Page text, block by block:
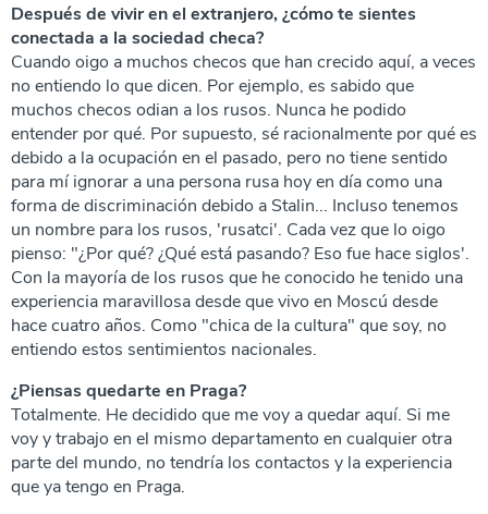
Después de vivir en el extranjero, ¿cómo te sientes
conectada a la sociedad checa?
Cuando oigo a muchos checos que han crecido aquí, a veces
no entiendo lo que dicen. Por ejemplo, es sabido que
muchos checos odian a los rusos. Nunca he podido
entender por qué. Por supuesto, sé racionalmente por qué es
debido a la ocupación en el pasado, pero no tiene sentido
para mí ignorar a una persona rusa hoy en día como una
forma de discriminación debido a Stalin... Incluso tenemos
un nombre para los rusos, 'rusatci'. Cada vez que lo oigo
pienso: "¿Por qué? ¿Qué está pasando? Eso fue hace siglos'.
Con la mayoría de los rusos que he conocido he tenido una
experiencia maravillosa desde que vivo en Moscú desde
hace cuatro años. Como "chica de la cultura" que soy, no
entiendo estos sentimientos nacionales.
¿Piensas quedarte en Praga?
Totalmente. He decidido que me voy a quedar aquí. Si me
voy y trabajo en el mismo departamento en cualquier otra
parte del mundo, no tendría los contactos y la experiencia
que ya tengo en Praga.